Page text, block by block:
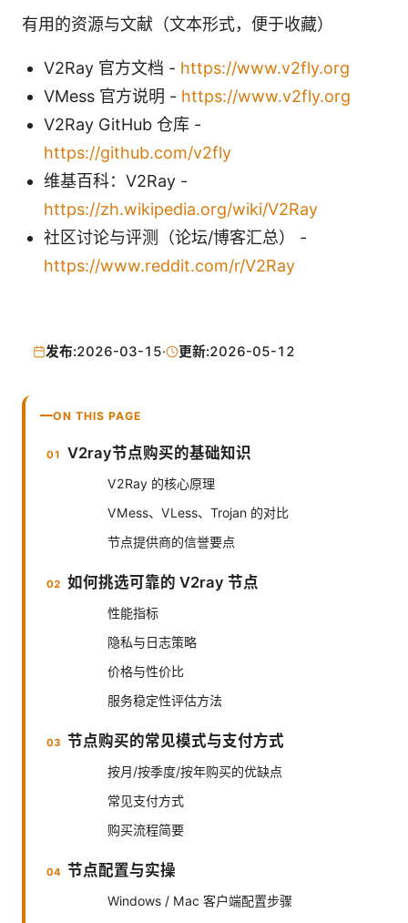
有用的资源与文献（文本形式，便于收藏）
V2Ray 官方文档 - https://www.v2fly.org
VMess 官方说明 - https://www.v2fly.org
V2Ray GitHub 仓库 -
https://github.com/v2fly
维基百科：V2Ray -
https://zh.wikipedia.org/wiki/V2Ray
社区讨论与评测（论坛/博客汇总） -
https://www.reddit.com/r/V2Ray
发布:2026-03-15· 更新:2026-05-12
ON THIS PAGE
V2ray节点购买的基础知识
V2Ray 的核心原理
VMess、VLess、Trojan 的对比
节点提供商的信誉要点
如何挑选可靠的 V2ray 节点
性能指标
隐私与日志策略
价格与性价比
服务稳定性评估方法
节点购买的常见模式与支付方式
按月/按季度/按年购买的优缺点
常见支付方式
购买流程简要
节点配置与实操
Windows / Mac 客户端配置步骤